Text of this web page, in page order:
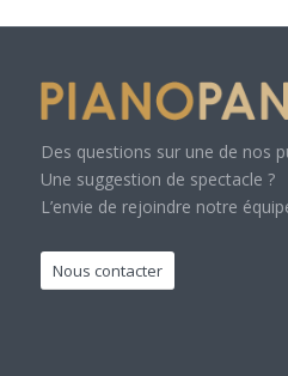
Des questions sur une de nos
Une suggestion de spectacle ?
L’envie de rejoindre notre
Nous contacter